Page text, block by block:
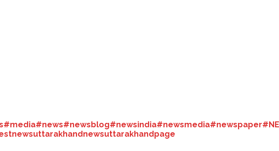
#media#news#newsblog#newsindia#newsmedia#newspaper
uttarakhandnewsuttarakhandpage